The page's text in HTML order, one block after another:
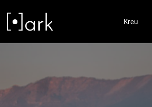
Kreu